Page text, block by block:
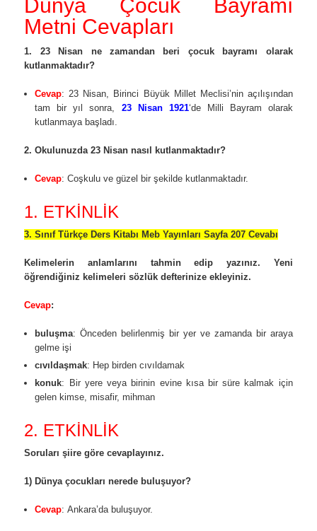
Dünya Çocuk Bayramı
Metni Cevapları
1. 23 Nisan ne zamandan beri çocuk bayramı olarak
kutlanmaktadır?
Cevap: 23 Nisan, Birinci Büyük Millet Meclisi’nin açılışından
tam bir yıl sonra, 23 Nisan 1921‘de Milli Bayram olarak
kutlanmaya başladı.
2. Okulunuzda 23 Nisan nasıl kutlanmaktadır?
Cevap: Coşkulu ve güzel bir şekilde kutlanmaktadır.
1. ETKİNLİK
3. Sınıf Türkçe Ders Kitabı Meb Yayınları Sayfa 207 Cevabı
Kelimelerin anlamlarını tahmin edip yazınız. Yeni
öğrendiğiniz kelimeleri sözlük defterinize ekleyiniz.
Cevap:
buluşma: Önceden belirlenmiş bir yer ve zamanda bir araya
gelme işi
cıvıldaşmak: Hep birden cıvıldamak
konuk: Bir yere veya birinin evine kısa bir süre kalmak için
gelen kimse, misafir, mihman
2. ETKİNLİK
Soruları şiire göre cevaplayınız.
1) Dünya çocukları nerede buluşuyor?
Cevap: Ankara’da buluşuyor.